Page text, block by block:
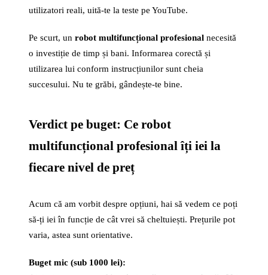
utilizatori reali, uită-te la teste pe YouTube.
Pe scurt, un robot multifuncțional profesional necesită
o investiție de timp și bani. Informarea corectă și
utilizarea lui conform instrucțiunilor sunt cheia
succesului. Nu te grăbi, gândește-te bine.
Verdict pe buget: Ce robot
multifuncțional profesional îți iei la
fiecare nivel de preț
Acum că am vorbit despre opțiuni, hai să vedem ce poți
să-ți iei în funcție de cât vrei să cheltuiești. Prețurile pot
varia, astea sunt orientative.
Buget mic (sub 1000 lei):